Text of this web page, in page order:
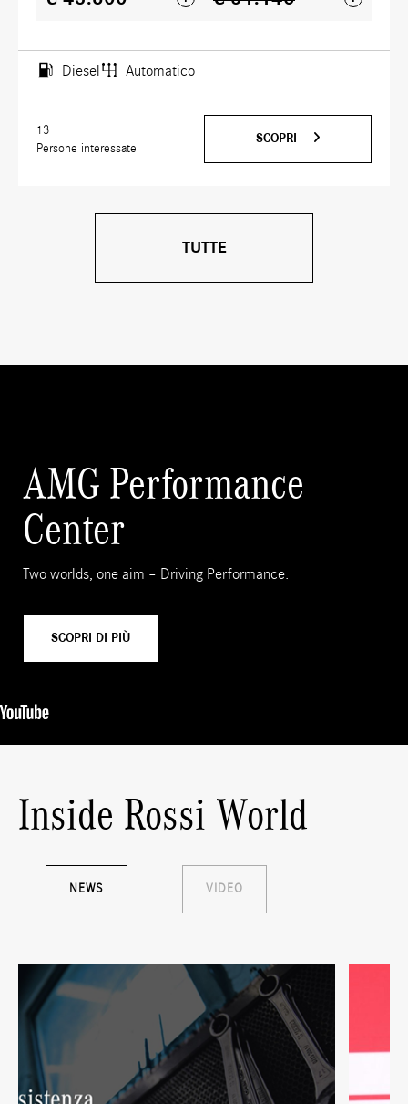
Diesel Automatico
13
Persone interessate
SCOPRI
TUTTE
AMG Performance
Center
Two worlds, one aim – Driving Performance.
SCOPRI DI PIÙ
Inside Rossi World
NEWS VIDEO